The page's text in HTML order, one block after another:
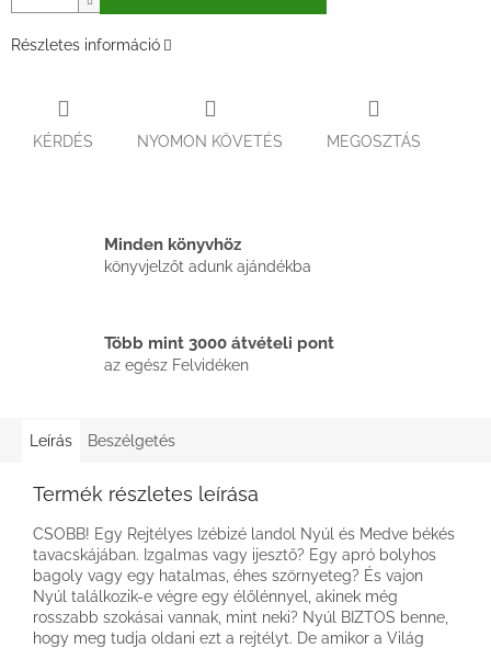
Részletes információ
KÉRDÉS NYOMON KÖVETÉS MEGOSZTÁS
Minden könyvhöz
könyvjelzőt adunk ajándékba
Több mint 3000 átvételi pont
az egész Felvidéken
Leírás Beszélgetés
Termék részletes leírása
CSOBB! Egy Rejtélyes Izébizé landol Nyúl és Medve békés
tavacskájában. Izgalmas vagy ijesztő? Egy apró bolyhos
bagoly vagy egy hatalmas, éhes szörnyeteg? És vajon
Nyúl találkozik-e végre egy élőlénnyel, akinek még
rosszabb szokásai vannak, mint neki? Nyúl BIZTOS benne,
hogy meg tudja oldani ezt a rejtélyt. De amikor a Világ